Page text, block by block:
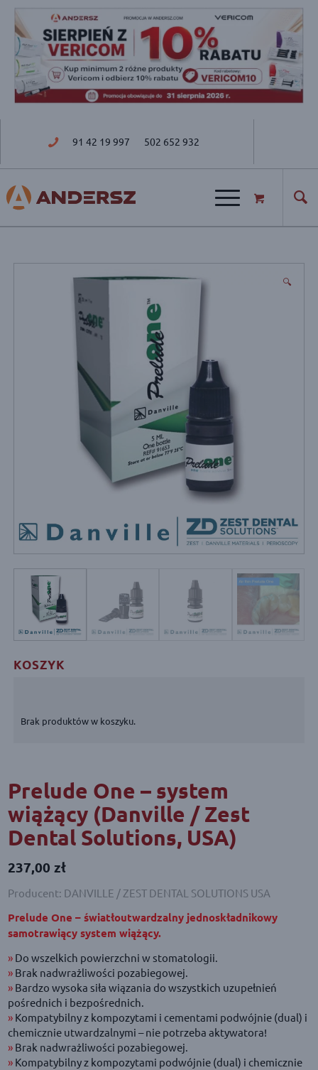
91 42 19 997 502 652 932
🔍
KOSZYK
Brak produktów w koszyku.
Prelude One – system
wiążący (Danville / Zest
Dental Solutions, USA)
237,00zł
Producent: DANVILLE / ZEST DENTAL SOLUTIONS USA
Prelude One – światłoutwardzalny jednoskładnikowy
samotrawiący system wiążący.
» Do wszelkich powierzchni w stomatologii.
» Brak nadwrażliwości pozabiegowej.
» Bardzo wysoka siła wiązania do wszystkich uzupełnień
pośrednich i bezpośrednich.
» Kompatybilny z kompozytami i cementami podwójnie (dual) i
chemicznie utwardzalnymi – nie potrzeba aktywatora!
» Brak nadwrażliwości pozabiegowej.
» Kompatybilny z kompozytami podwójnie (dual) i chemicznie